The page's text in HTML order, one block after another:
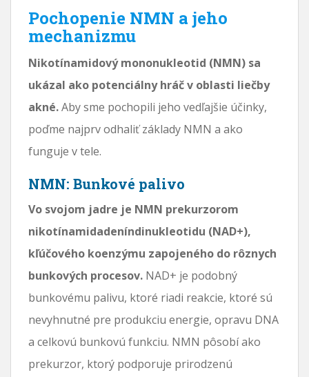
Pochopenie NMN a jeho
mechanizmu
Nikotínamidový mononukleotid (NMN) sa
ukázal ako potenciálny hráč v oblasti liečby
akné.Aby sme pochopili jeho vedľajšie účinky,
poďme najprv odhaliť základy NMN a ako
funguje v tele.
NMN: Bunkové palivo
Vo svojom jadre je NMN prekurzorom
nikotínamidadeníndinukleotidu (NAD+),
kľúčového koenzýmu zapojeného do rôznych
bunkových procesov. NAD+ je podobný
bunkovému palivu, ktoré riadi reakcie, ktoré sú
nevyhnutné pre produkciu energie, opravu DNA
a celkovú bunkovú funkciu. NMN pôsobí ako
prekurzor, ktorý podporuje prirodzenú